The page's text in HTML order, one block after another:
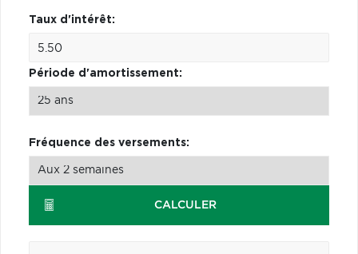
Taux d'intérêt:
Période d'amortissement:
Fréquence des versements:
CALCULER